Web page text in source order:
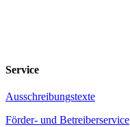
Service
Ausschreibungstexte
Förder- und Betreiberservice